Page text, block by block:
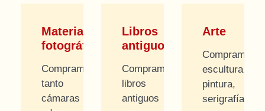
Material
fotográfico
Compramos
tanto
cámaras
Libros
antiguos
Compramos
libros
antiguos
Arte
Compramos
escultura,
pintura,
serigrafías